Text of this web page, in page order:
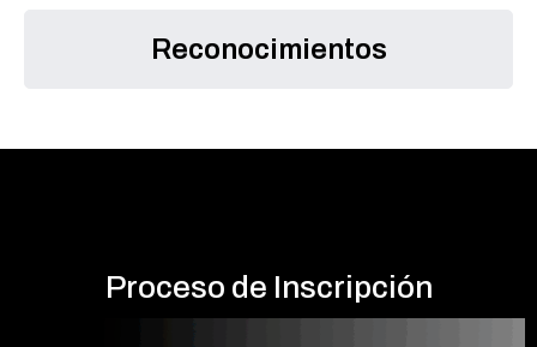
Reconocimientos
Proceso de Inscripción